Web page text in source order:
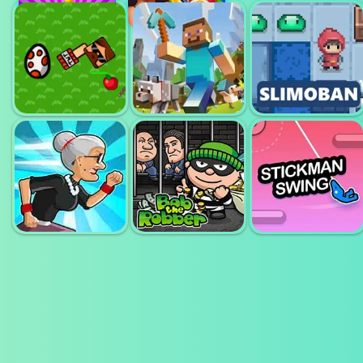
ADVENTURE
CRAFT
VOXIOM IO FALL GUYS
CRAZYSTEVE
IO
MINECRAFT
CLASSIC
SLIMOBAN